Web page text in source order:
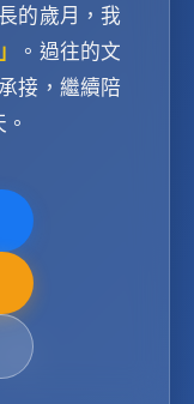
的歲月，我
。過往的文
接，繼續陪